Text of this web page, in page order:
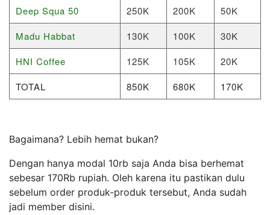
Deep Squa 50
250K 200K
50K
Madu Habbat
130K 100K
30K
HNI Coffee
125K 105K
20K
TOTAL
850K 680K 170K
Bagaimana? Lebih hemat bukan?
Dengan hanya modal 10rb saja Anda bisa berhemat
sebesar 170Rb rupiah. Oleh karena itu pastikan dulu
sebelum order produk-produk tersebut, Anda sudah
jadi member disini.